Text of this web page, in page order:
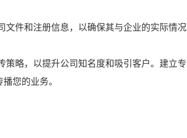
文件和注册信息，以确保其与企业的实际情况
策略，以提升公司知名度和吸引客户。建立专
您的业务。